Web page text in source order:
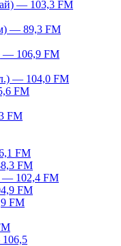
— 103,3 FM
— 89,3 FM
— 106,9 FM
— 104,0 FM
FM
FM
FM
FM
— 102,4 FM
FM
FM